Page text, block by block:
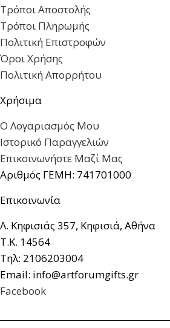
Τρόποι Αποστολής
Τρόποι Πληρωμής
Πολιτική Επιστροφών
Όροι Χρήσης
Πολιτική Απορρήτου
Χρήσιμα
Ο Λογαριασμός Μου
Ιστορικό Παραγγελιών
Επικοινωνήστε Μαζί Μας
Αριθμός ΓΕΜΗ: 741701000
Επικοινωνία
Λ. Κηφισιάς 357, Κηφισιά, Αθήνα
Τ.Κ. 14564
Τηλ: 2106203004
Email: info@artforumgifts.gr
Facebook